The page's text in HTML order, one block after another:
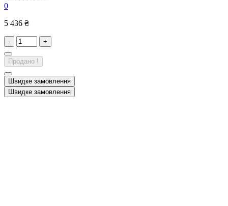
0
5 436 ₴
- +
Продано !
Швидке замовлення
Швидке замовлення